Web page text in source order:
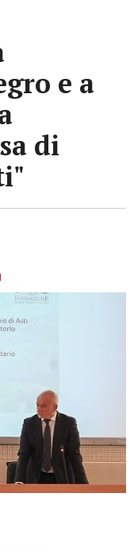
e a
di